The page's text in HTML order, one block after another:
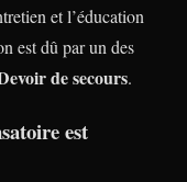
et l’éducation
est dû par un des
de secours.
est